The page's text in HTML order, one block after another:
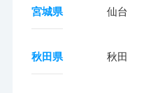
宮城県 仙台
秋田県 秋田